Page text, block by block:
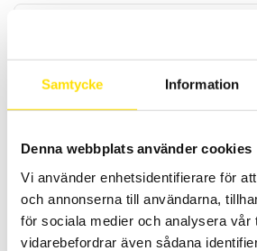
Samtycke Information
Denna webbplats använder cookies
Vi använder enhetsidentifierare för
och annonserna till användarna,
för sociala medier och analysera vår
vidarebefordrar även sådana
Provpistol KANON12 med